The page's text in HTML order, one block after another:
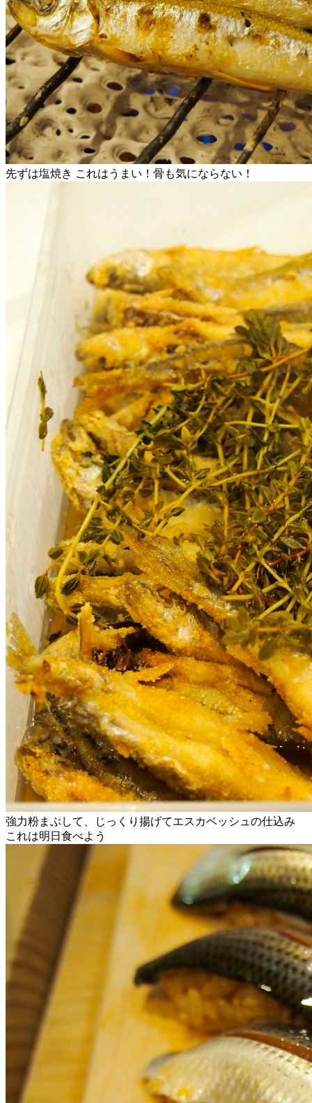
先ずは塩焼き これはうまい！骨も気にならない！
強力粉まぶして、じっくり揚げてエスカベッシュの仕込み
これは明日食べよう